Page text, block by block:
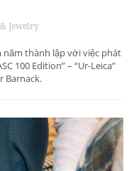
Jewelry
thành lập với việc phát
100 Edition” – “Ur-Leica”
Barnack.